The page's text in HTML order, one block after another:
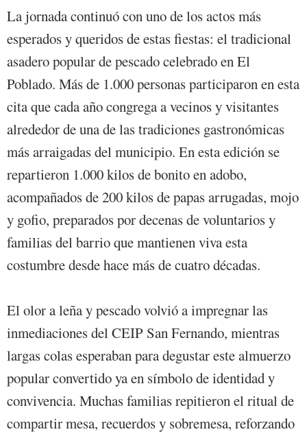
La jornada continuó con uno de los actos más
esperados y queridos de estas fiestas: el tradicional
asadero popular de pescado celebrado en El
Poblado. Más de 1.000 personas participaron en esta
cita que cada año congrega a vecinos y visitantes
alrededor de una de las tradiciones gastronómicas
más arraigadas del municipio. En esta edición se
repartieron 1.000 kilos de bonito en adobo,
acompañados de 200 kilos de papas arrugadas, mojo
y gofio, preparados por decenas de voluntarios y
familias del barrio que mantienen viva esta
costumbre desde hace más de cuatro décadas.
El olor a leña y pescado volvió a impregnar las
inmediaciones del CEIP San Fernando, mientras
largas colas esperaban para degustar este almuerzo
popular convertido ya en símbolo de identidad y
convivencia. Muchas familias repitieron el ritual de
compartir mesa, recuerdos y sobremesa, reforzando